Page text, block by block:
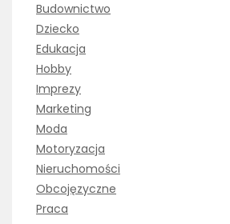
Budownictwo
Dziecko
Edukacja
Hobby
Imprezy
Marketing
Moda
Motoryzacja
Nieruchomości
Obcojęzyczne
Praca